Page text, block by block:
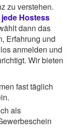
zu verstehen.
Hostess
dann das
Erfahrung und
anmelden und
Wir bieten
fast täglich
als